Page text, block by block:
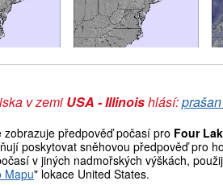
v zemi USA - Illinoishlásí:
zobrazuje předpověď počasí pro Four
poskytovat sněhovou předpověď pro
v jiných nadmořských výškách,
Mapu" lokace United States.